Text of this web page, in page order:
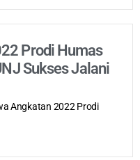
Prodi Humas
Sukses Jalani
Angkatan 2022 Prodi